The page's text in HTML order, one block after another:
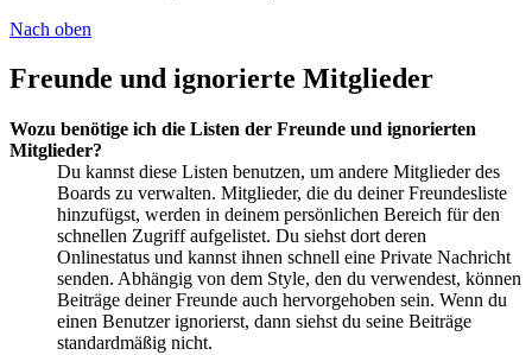
Nach oben
Freunde und ignorierte Mitglieder
Wozu benötige ich die Listen der Freunde und ignorierten
Mitglieder?
Du kannst diese Listen benutzen, um andere Mitglieder des
Boards zu verwalten. Mitglieder, die du deiner Freundesliste
hinzufügst, werden in deinem persönlichen Bereich für den
schnellen Zugriff aufgelistet. Du siehst dort deren
Onlinestatus und kannst ihnen schnell eine Private Nachricht
senden. Abhängig von dem Style, den du verwendest, können
Beiträge deiner Freunde auch hervorgehoben sein. Wenn du
einen Benutzer ignorierst, dann siehst du seine Beiträge
standardmäßig nicht.